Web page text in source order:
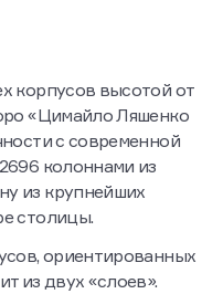
корпусов высотой от
«Цимайло Ляшенко
с современной
колоннами из
из крупнейших
столицы.
ориентированных
из двух «слоев».